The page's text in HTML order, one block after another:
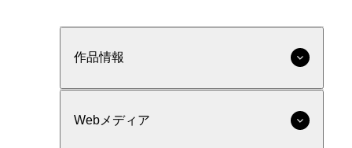
作品情報
Webメディア